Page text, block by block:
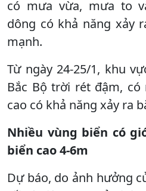
có mưa vừa, mưa to
dông có khả năng xảy
mạnh.
Từ ngày 24-25/1, khu
Bắc Bộ trời rét đậm,
cao có khả năng xảy ra
Nhiều vùng biển có
biển cao 4-6m
Dự báo, do ảnh hưởng